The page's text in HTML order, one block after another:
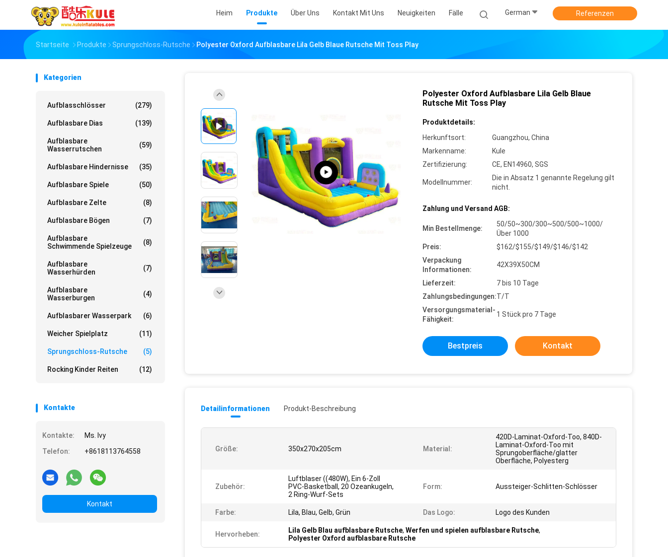
Heim Produkte Über Uns Kontakt Mit Uns Neuigkeiten Fälle German Referenzen
Startseite Produkte Sprungschloss-Rutsche Polyester Oxford Aufblasbare Lila Gelb Blaue Rutsche Mit Toss Play
Kategorien
Aufblasschlösser (279)
Aufblasbare Dias (139)
Aufblasbare
Wasserrutschen
(59)
Aufblasbare Hindernisse (35)
Aufblasbare Spiele (50)
Aufblasbare Zelte (8)
Aufblasbare Bögen (7)
Aufblasbare
Schwimmende Spielzeuge
(8)
Aufblasbare
Wasserhürden
(7)
Aufblasbare
Wasserburgen
(4)
Aufblasbarer Wasserpark (6)
Weicher Spielplatz (11)
Sprungschloss-Rutsche (5)
Rocking Kinder Reiten (12)
Kontakte
Kontakte:
Ms. Ivy
Telefon:
+8618113764558
Kontakt
Polyester Oxford Aufblasbare Lila Gelb Blaue
Rutsche Mit Toss Play
Produktdetails:
Herkunftsort:
Guangzhou, China
Markenname:
Kule
Zertifizierung:
CE, EN14960, SGS
Modellnummer:
Die in Absatz 1 genannte Regelung gilt
nicht.
Zahlung und Versand AGB:
Min Bestellmenge:
50/50~300/300~500/500~1000/
Über 1000
Preis:
$162/$155/$149/$146/$142
Verpackung
Informationen:
42X39X50CM
Lieferzeit:
7 bis 10 Tage
Zahlungsbedingungen:T/T
Versorgungsmaterial-
Fähigkeit:
1 Stück pro 7 Tage
Bestpreis Kontakt
Detailinformationen Produkt-Beschreibung
Größe: 350x270x205cm Material:
420D-Laminat-Oxford-Too, 840D-
Laminat-Oxford-Too mit
Sprungoberfläche/glatter
Oberfläche, Polyesterg
Zubehör:
Luftblaser ((480W), Ein 6-Zoll
PVC-Basketball, 20 Ozeankugeln,
2 Ring-Wurf-Sets
Form: Aussteiger-Schlitten-Schlösser
Farbe: Lila, Blau, Gelb, Grün Das Logo: Logo des Kunden
Hervorheben: Lila Gelb Blau aufblasbare Rutsche, Werfen und spielen aufblasbare Rutsche,
Polyester Oxford aufblasbare Rutsche